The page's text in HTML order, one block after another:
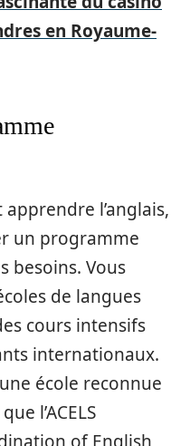
en Royaume-
l’anglais,
un programme
besoins. Vous
de langues
cours intensifs
internationaux.
école reconnue
l’ACELS
of English